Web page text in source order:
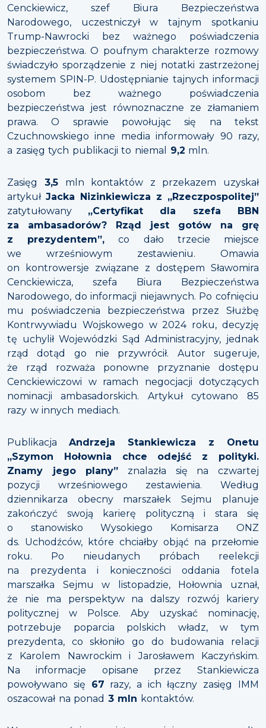
Cenckiewicz, szef Biura Bezpieczeństwa
Narodowego, uczestniczył w tajnym spotkaniu
Trump-Nawrocki bez ważnego poświadczenia
bezpieczeństwa. O poufnym charakterze rozmowy
świadczyło sporządzenie z niej notatki zastrzeżonej
systemem SPIN-P. Udostępnianie tajnych informacji
osobom bez ważnego poświadczenia
bezpieczeństwa jest równoznaczne ze złamaniem
prawa. O sprawie powołując się na tekst
Czuchnowskiego inne media informowały 90 razy,
a zasięg tych publikacji to niemal 9,2 mln.
Zasięg 3,5 mln kontaktów z przekazem uzyskał
artykuł Jacka Nizinkiewicza z „Rzeczpospolitej”
zatytułowany „Certyfikat dla szefa BBN
za ambasadorów? Rząd jest gotów na grę
z prezydentem”, co dało trzecie miejsce
we wrześniowym zestawieniu. Omawia
on kontrowersje związane z dostępem Sławomira
Cenckiewicza, szefa Biura Bezpieczeństwa
Narodowego, do informacji niejawnych. Po cofnięciu
mu poświadczenia bezpieczeństwa przez Służbę
Kontrwywiadu Wojskowego w 2024 roku, decyzję
tę uchylił Wojewódzki Sąd Administracyjny, jednak
rząd dotąd go nie przywrócił. Autor sugeruje,
że rząd rozważa ponowne przyznanie dostępu
Cenckiewiczowi w ramach negocjacji dotyczących
nominacji ambasadorskich. Artykuł cytowano 85
razy w innych mediach.
Publikacja Andrzeja Stankiewicza z Onetu
„Szymon Hołownia chce odejść z polityki.
Znamy jego plany” znalazła się na czwartej
pozycji wrześniowego zestawienia. Według
dziennikarza obecny marszałek Sejmu planuje
zakończyć swoją karierę polityczną i stara się
o stanowisko Wysokiego Komisarza ONZ
ds. Uchodźców, które chciałby objąć na przełomie
roku. Po nieudanych próbach reelekcji
na prezydenta i konieczności oddania fotela
marszałka Sejmu w listopadzie, Hołownia uznał,
że nie ma perspektyw na dalszy rozwój kariery
politycznej w Polsce. Aby uzyskać nominację,
potrzebuje poparcia polskich władz, w tym
prezydenta, co skłoniło go do budowania relacji
z Karolem Nawrockim i Jarosławem Kaczyńskim.
Na informacje opisane przez Stankiewicza
powoływano się 67 razy, a ich łączny zasięg IMM
oszacował na ponad 3 mln kontaktów.